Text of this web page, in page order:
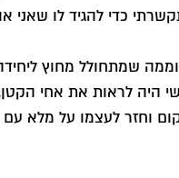
כדי להגיד לו שאני
שמתחולל מחוץ ליחידה
הקושי היה לראות את אחי
לעצמו על מלא עם